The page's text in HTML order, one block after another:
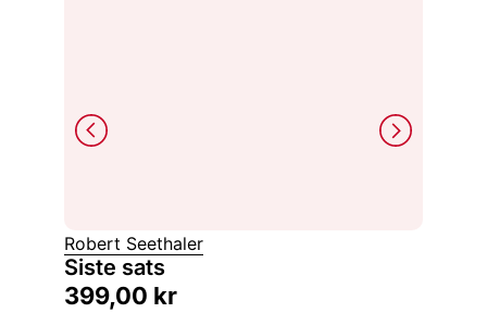
Robert Seethaler
Siste sats
399,00 kr